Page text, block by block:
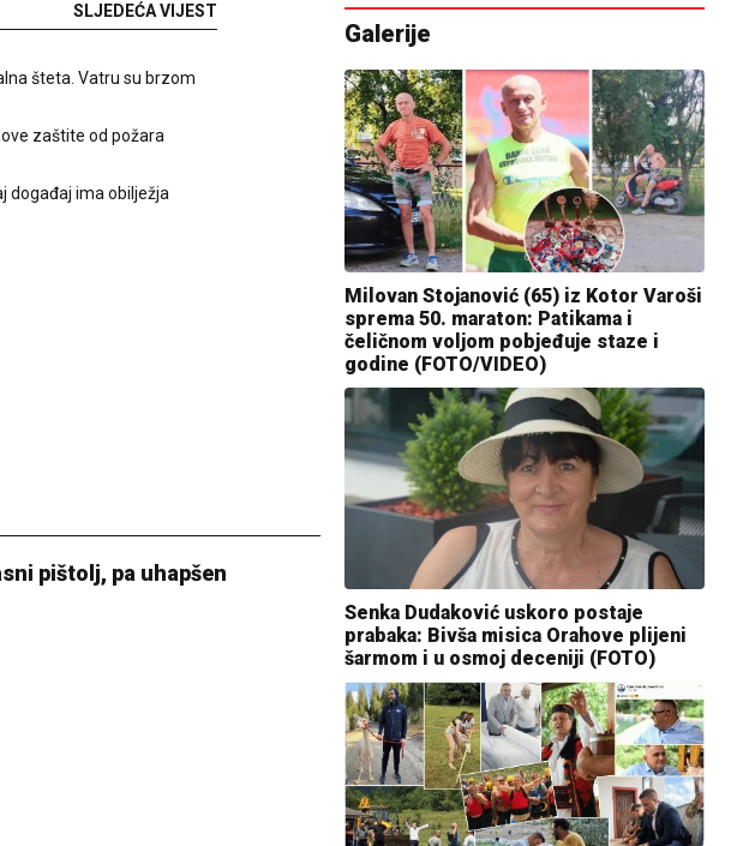
SLJEDEĆA VIJEST
šteta. Vatru su brzom
zaštite od požara
događaj ima obilježja
pištolj, pa uhapšen
Galerije
Milovan Stojanović (65) iz Kotor Varoši
sprema 50. maraton: Patikama i
čeličnom voljom pobjeđuje staze i
godine (FOTO/VIDEO)
Senka Dudaković uskoro postaje
prabaka: Bivša misica Orahove plijeni
šarmom i u osmoj deceniji (FOTO)